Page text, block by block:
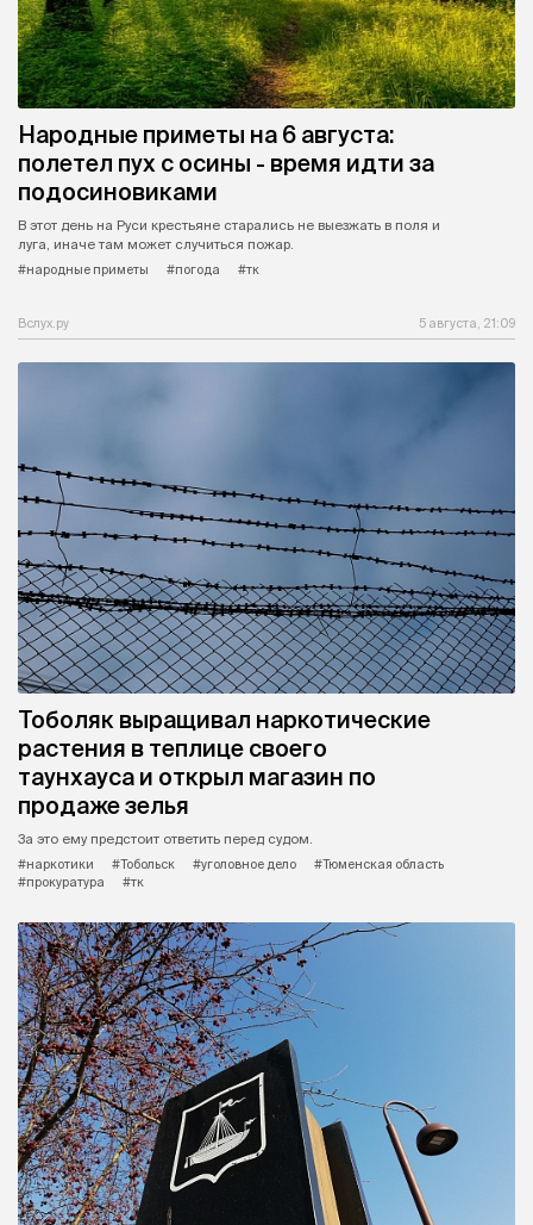
Народные приметы на 6 августа:
полетел пух с осины - время идти за
подосиновиками
В этот день на Руси крестьяне старались не выезжать в поля и
луга, иначе там может случиться пожар.
#народные приметы
#погода #тк
Вслух.ру 5 августа, 21:09
Тоболяк выращивал наркотические
растения в теплице своего
таунхауса и открыл магазин по
продаже зелья
За это ему предстоит ответить перед судом.
#наркотики
#Тобольск #уголовное дело
#Тюменская область
#прокуратура
#тк